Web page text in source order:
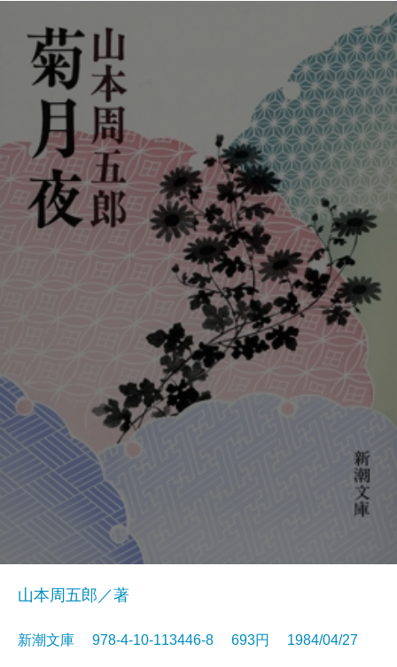
山本周五郎／著
新潮文庫 978-4-10-113446-8 693円 1984/04/27